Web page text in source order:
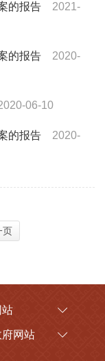
的报告
2021-
的报告
2020-
06-10
的报告
2020-
页
站
网站